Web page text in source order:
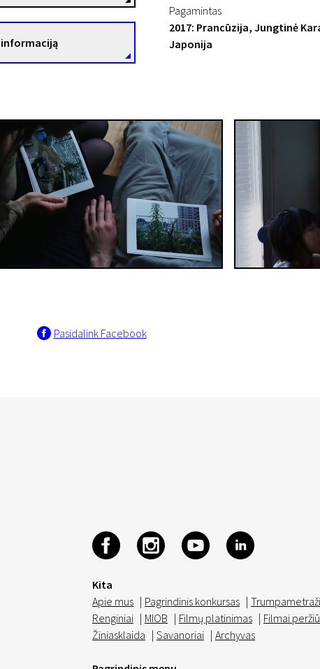
informaciją
Pagamintas
2017: Prancūzija, Jungtinė
Japonija
Pasidalink Facebook
Kita
Apie mus | Pagrindinis konkursas |
Renginiai | MIOB | Filmų platinimas | Filmai
Žiniasklaida | Savanoriai | Archyvas